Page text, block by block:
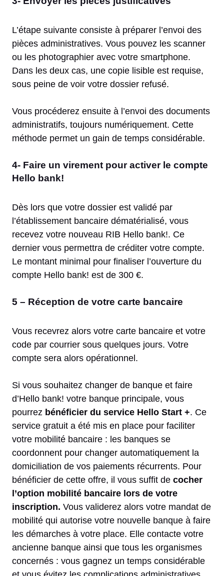
L’étape suivante consiste à préparer l’envoi des
pièces administratives. Vous pouvez les scanner
ou les photographier avec votre smartphone.
Dans les deux cas, une copie lisible est requise,
sous peine de voir votre dossier refusé.
Vous procéderez ensuite à l’envoi des documents
administratifs, toujours numériquement. Cette
méthode permet un gain de temps considérable.
4- Faire un virement pour activer le compte
Hello bank!
Dès lors que votre dossier est validé par
l’établissement bancaire dématérialisé, vous
recevez votre nouveau RIB Hello bank!. Ce
dernier vous permettra de créditer votre compte.
Le montant minimal pour finaliser l’ouverture du
compte Hello bank! est de 300 €.
5 – Réception de votre carte bancaire
Vous recevrez alors votre carte bancaire et votre
code par courrier sous quelques jours. Votre
compte sera alors opérationnel.
Si vous souhaitez changer de banque et faire
d’Hello bank! votre banque principale, vous
pourrez bénéficier du service Hello Start +. Ce
service gratuit a été mis en place pour faciliter
votre mobilité bancaire : les banques se
coordonnent pour changer automatiquement la
domiciliation de vos paiements récurrents. Pour
bénéficier de cette offre, il vous suffit de cocher
l’option mobilité bancaire lors de votre
inscription. Vous validerez alors votre mandat de
mobilité qui autorise votre nouvelle banque à faire
les démarches à votre place. Elle contacte votre
ancienne banque ainsi que tous les organismes
concernés : vous gagnez un temps considérable